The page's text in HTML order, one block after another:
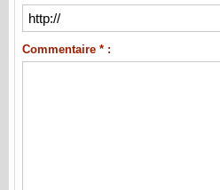
Commentaire * :